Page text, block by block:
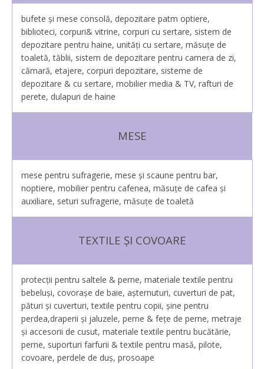
bufete şi mese consolă, depozitare patm optiere,
biblioteci, corpuri& vitrine, corpuri cu sertare, sistem de
depozitare pentru haine, unități cu sertare, măsuţe de
toaletă, tăblii, sistem de depozitare pentru camera de zi,
cămară, etajere, corpuri depozitare, sisteme de
depozitare & cu sertare, mobilier media & TV, rafturi de
perete, dulapuri de haine
MESE
mese pentru sufragerie, mese și scaune pentru bar,
noptiere, mobilier pentru cafenea, măsuțe de cafea și
auxiliare, seturi sufragerie, măsuţe de toaletă
TEXTILE ȘI COVOARE
protecţii pentru saltele & perne, materiale textile pentru
bebeluși, covoraşe de baie, așternuturi, cuverturi de pat,
pături şi cuverturi, textile pentru copii, șine pentru
perdea,draperii și jaluzele, perne & feţe de perne, metraje
și accesorii de cusut, materiale textile pentru bucătărie,
perne, suporturi farfurii & textile pentru masă, pilote,
covoare, perdele de duş, prosoape